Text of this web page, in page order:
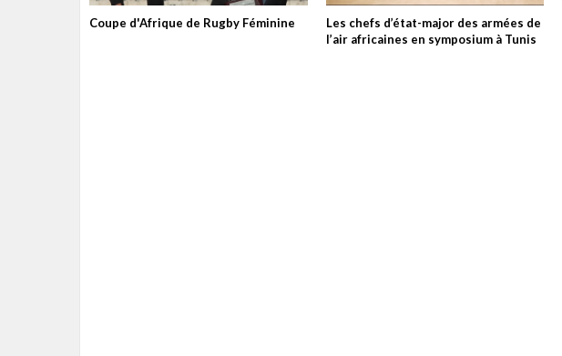
Coupe d'Afrique de Rugby Féminine
Les chefs d’état-major des armées de
l’air africaines en symposium à Tunis